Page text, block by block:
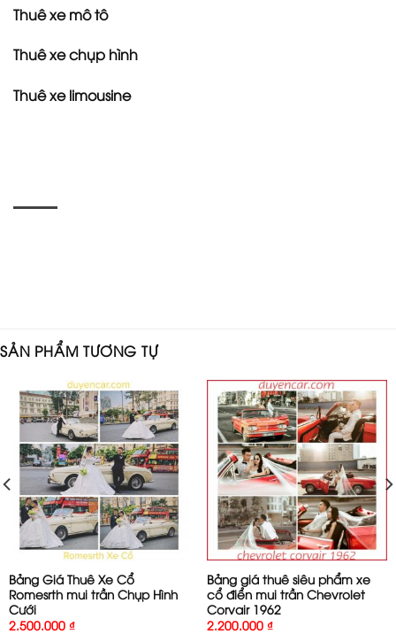
Thuê xe mô tô
Thuê xe chụp hình
Thuê xe limousine
SẢN PHẨM TƯƠNG TỰ
Bảng Giá Thuê Xe Cổ
Romesrth mui trần Chụp Hình
Cưới
2.500.000 ₫
Bảng giá thuê siêu phẩm xe
cổ điển mui trần Chevrolet
Corvair 1962
2.200.000 ₫